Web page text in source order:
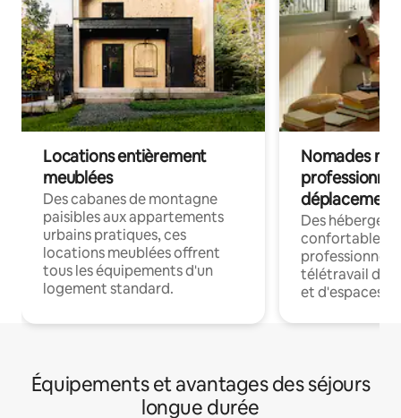
Locations entièrement
meublées
Des cabanes de montagne
paisibles aux appartements
urbains pratiques, ces
locations meublées offrent
tous les équipements d'un
logement standard.
Nomades
déplacement
Des
confortables
professionnels
télétravail
et d'espaces
Équipements et avantages des séjours
longue durée